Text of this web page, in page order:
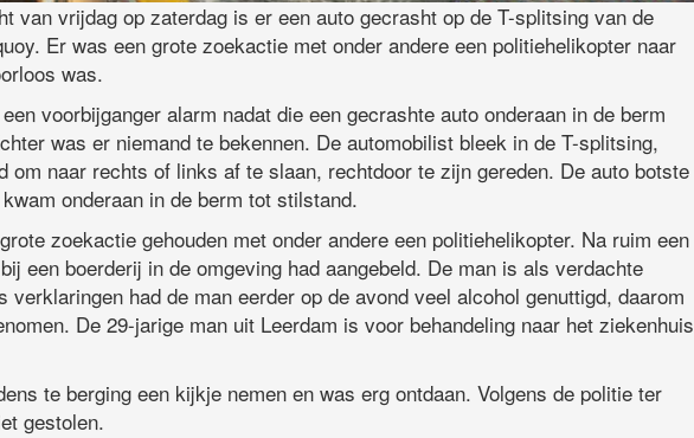
van vrijdag op zaterdag is er een auto gecrasht op de T-splitsing van de
Er was een grote zoekactie met onder andere een politiehelikopter naar
was.
voorbijganger alarm nadat die een gecrashte auto onderaan in de berm
was er niemand te bekennen. De automobilist bleek in de T-splitsing,
om naar rechts of links af te slaan, rechtdoor te zijn gereden. De auto botste
onderaan in de berm tot stilstand.
zoekactie gehouden met onder andere een politiehelikopter. Na ruim een
een boerderij in de omgeving had aangebeld. De man is als verdachte
verklaringen had de man eerder op de avond veel alcohol genuttigd, daarom
De 29-jarige man uit Leerdam is voor behandeling naar het ziekenhuis
te berging een kijkje nemen en was erg ontdaan. Volgens de politie ter
gestolen.